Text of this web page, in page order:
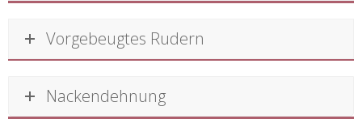
Vorgebeugtes Rudern
Nackendehnung